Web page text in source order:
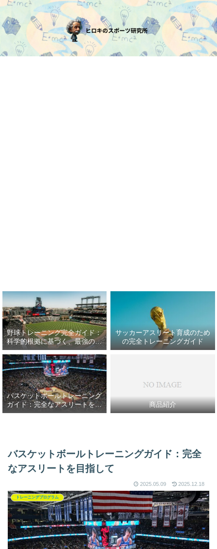
野球トレーニング完全ガイド：
科学的根拠に基づく、最強の野
球アスリート育成プラン
サッカーアスリート育成のため
の完全トレーニングガイド
バスケットボールトレーニング
ガイド：完全なアスリートを目
指して
商品紹介
バスケットボールトレーニングガイド：完全
なアスリートを目指して
2025.05.09 2025.12.18
トレーニングプログラム